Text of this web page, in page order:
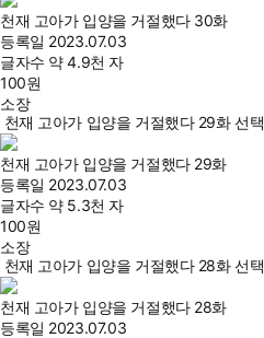
천재 고아가 입양을 거절했다 30화
등록일 2023.07.03
글자수 약 4.9천 자
100원
소장
천재 고아가 입양을 거절했다 29화 선택
천재 고아가 입양을 거절했다 29화
등록일 2023.07.03
글자수 약 5.3천 자
100원
소장
천재 고아가 입양을 거절했다 28화 선택
천재 고아가 입양을 거절했다 28화
등록일 2023.07.03